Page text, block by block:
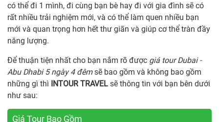
có thể đi 1 mình, đi cùng bạn bè hay đi với gia đình sẽ có
rất nhiều trải nghiệm mới, và có thể làm quen nhiều bạn
mới và quan trọng hơn hết thư giãn và giúp cơ thể tràn đầy
năng lượng.
Để thuận tiện nhất cho bạn nắm rõ được giá tour Dubai -
Abu Dhabi 5 ngày 4 đêmsẽ bao gồm và không bao gồm
những gì thì INTOUR TRAVEL sẽ thông tin với bạn bên dưới
như sau:
Giá Tour Bao Gồm